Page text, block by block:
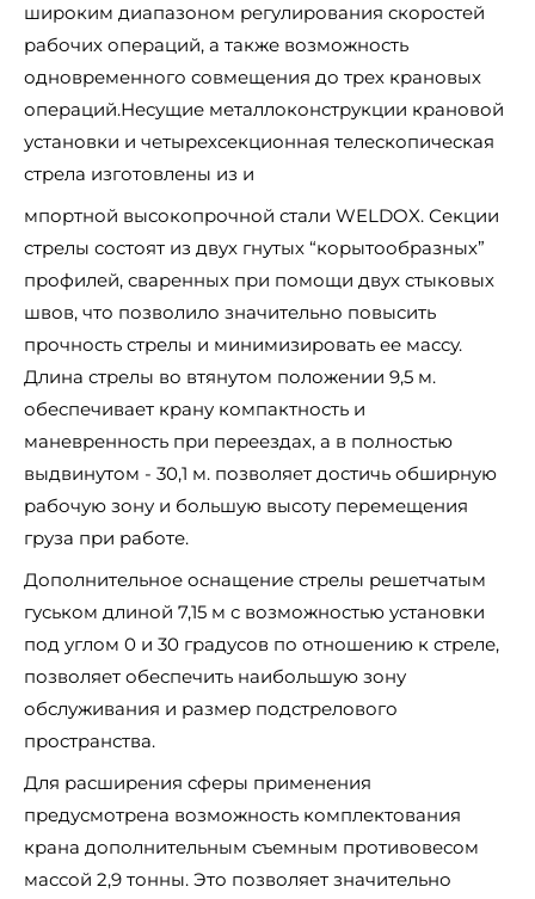
широким диапазоном регулирования скоростей
рабочих операций, а также возможность
одновременного совмещения до трех крановых
операций.Несущие металлоконструкции крановой
установки и четырехсекционная телескопическая
стрела изготовлены из и
мпортной высокопрочной стали WELDOX. Секции
стрелы состоят из двух гнутых “корытообразных”
профилей, сваренных при помощи двух стыковых
швов, что позволило значительно повысить
прочность стрелы и минимизировать ее массу.
Длина стрелы во втянутом положении 9,5 м.
обеспечивает крану компактность и
маневренность при переездах, а в полностью
выдвинутом - 30,1 м. позволяет достичь обширную
рабочую зону и большую высоту перемещения
груза при работе.
Дополнительное оснащение стрелы решетчатым
гуськом длиной 7,15 м с возможностью установки
под углом 0 и 30 градусов по отношению к стреле,
позволяет обеспечить наибольшую зону
обслуживания и размер подстрелового
пространства.
Для расширения сферы применения
предусмотрена возможность комплектования
крана дополнительным съемным противовесом
массой 2,9 тонны. Это позволяет значительно